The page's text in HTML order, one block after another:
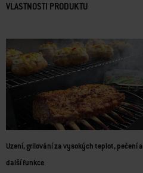
VLASTNOSTI PRODUKTU
Uzení, grilování za vysokých teplot, pečení a
další funkce